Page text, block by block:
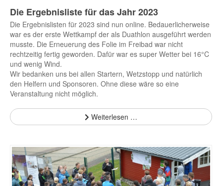
Die Ergebnisliste für das Jahr 2023
Die Ergebnislisten für 2023 sind nun online. Bedauerlicherweise
war es der erste Wettkampf der als Duathlon ausgeführt werden
musste. Die Erneuerung des Folie im Freibad war nicht
rechtzeitig fertig geworden. Dafür war es super Wetter bei 16°C
und wenig Wind.
Wir bedanken uns bei allen Startern, Wetzstopp und natürlich
den Helfern und Sponsoren. Ohne diese wäre so eine
Veranstaltung nicht möglich.
Weiterlesen …